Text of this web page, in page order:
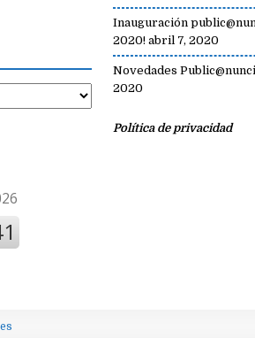
Inauguración
2020! abril 7, 2020
Novedades
2020
Política de privacidad